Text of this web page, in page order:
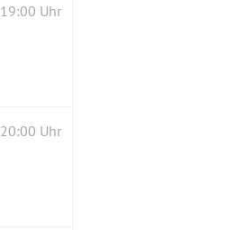
19:00 Uhr
20:00 Uhr